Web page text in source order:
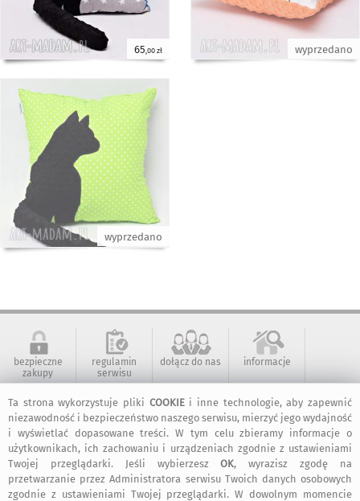
65 ,00 zł wyprzedano
wyprzedano
Ta strona wykorzystuje pliki COOKIEi inne technologie, aby zapewnić
niezawodność i bezpieczeństwo naszego serwisu, mierzyć jego wydajność
i wyświetlać dopasowane treści. W tym celu zbieramy informacje o
użytkownikach, ich zachowaniu i urządzeniach zgodnie z ustawieniami
Twojej przeglądarki. Jeśli wybierzeszOK, wyrazisz zgodę na
przetwarzanie przez Administratora serwisu Twoich danych osobowych
zgodnie z ustawieniami Twojej przeglądarki. W dowolnym momencie
bezpieczne
zakupy
regulamin
serwisu
dołącz do nas informacje
kontakt
artMadam na
Facebook-u
art-Madam na
Instagram
art-Madam na
Pinterest
2011-2026 © ArtMadam